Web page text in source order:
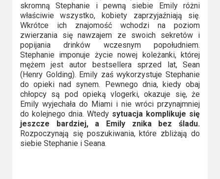
TV
+
Disney+
HBO
Max
Netflix
Sky
Showtime
skromną Stephanie i pewną siebie Emily różni
właściwie wszystko, kobiety zaprzyjaźniają się.
Wkrótce ich znajomość wchodzi na poziom
zwierzania się nawzajem ze swoich sekretów i
popijania drinków wczesnym popołudniem.
Stephanie imponuje życie nowej koleżanki, której
mężem jest autor bestsellera sprzed lat, Sean
(Henry Golding). Emily zaś wykorzystuje Stephanie
do opieki nad synem. Pewnego dnia, kiedy obaj
chłopcy są pod opieką vlogerki, okazuje się, że
Emily wyjechała do Miami i nie wróci przynajmniej
do kolejnego dnia. Wtedy sytuacja komplikuje się
jeszcze bardziej, a Emily znika bez śladu.
Rozpoczynają się poszukiwania, które zbliżają do
siebie Stephanie i Seana.